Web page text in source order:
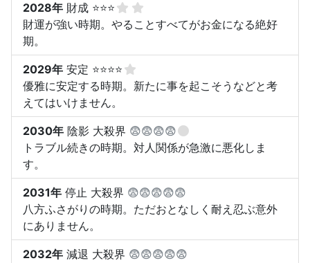
2028年 財成 ⭐⭐⭐
財運が強い時期。やることすべてがお金になる絶好
期。
2029年 安定 ⭐⭐⭐⭐
優雅に安定する時期。新たに事を起こそうなどと考
えてはいけません。
2030年 陰影 大殺界 😨😨😨😨
トラブル続きの時期。対人関係が急激に悪化しま
す。
2031年 停止 大殺界 😨😨😨😨😨
八方ふさがりの時期。ただおとなしく耐え忍ぶ意外
にありません。
2032年 減退 大殺界 😨😨😨😨😨